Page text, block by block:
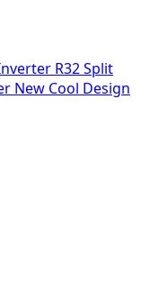
R32Split
New Cool Design